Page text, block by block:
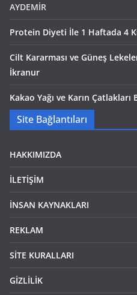
AYDEMİR
Protein Diyeti İle 1 Haftada 4
Cilt Kararması ve Güneş
İkranur
Kakao Yağı ve Karın
Site Bağlantıları
HAKKIMIZDA
İLETİŞİM
İNSAN KAYNAKLARI
REKLAM
SİTE KURALLARI
GİZLİLİK